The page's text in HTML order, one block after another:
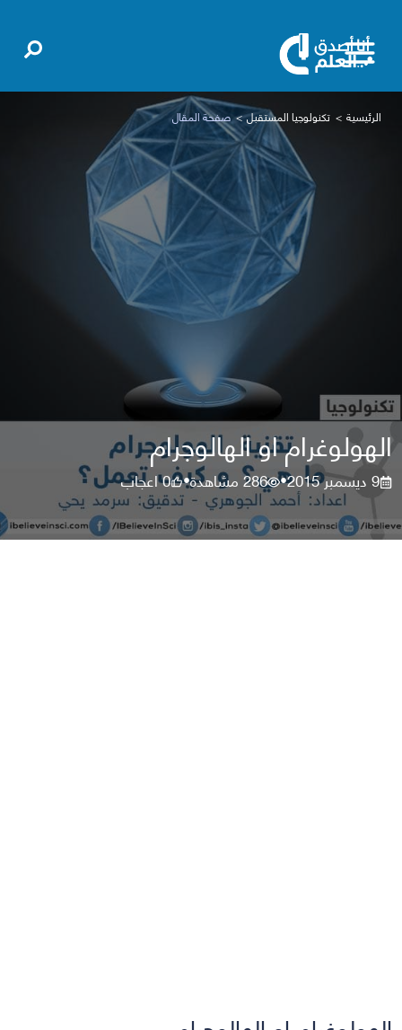
الرئيسية تكنولوجيا المستقبل صفحة المقال
الهولوغرام او الهالوجرام
9 ديسمبر 2015 •
286مشاهدة•
0اعجاب